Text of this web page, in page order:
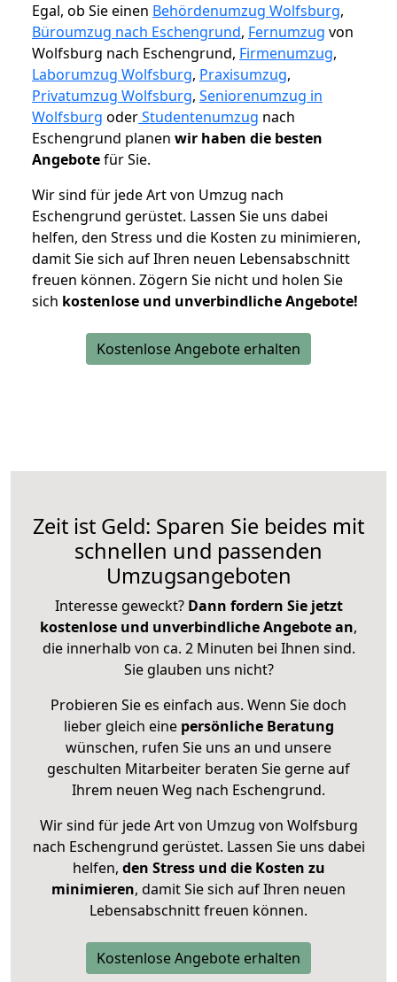
Egal, ob Sie einen Behördenumzug Wolfsburg,
Büroumzug nach Eschengrund, Fernumzug von
Wolfsburg nach Eschengrund, Firmenumzug,
Laborumzug Wolfsburg, Praxisumzug,
Privatumzug Wolfsburg, Seniorenumzug in
Wolfsburg oderStudentenumzug nach
Eschengrund planen wir haben die besten
Angebotefür Sie.
Wir sind für jede Art von Umzug nach
Eschengrund gerüstet. Lassen Sie uns dabei
helfen, den Stress und die Kosten zu minimieren,
damit Sie sich auf Ihren neuen Lebensabschnitt
freuen können. Zögern Sie nicht und holen Sie
sich kostenlose und unverbindliche Angebote!
Kostenlose Angebote erhalten
Zeit ist Geld: Sparen Sie beides mit
schnellen und passenden
Umzugsangeboten
Interesse geweckt? Dann fordern Sie jetzt
kostenlose und unverbindliche Angebote an,
die innerhalb von ca. 2 Minuten bei Ihnen sind.
Sie glauben uns nicht?
Probieren Sie es einfach aus. Wenn Sie doch
lieber gleich eine persönliche Beratung
wünschen, rufen Sie uns an und unsere
geschulten Mitarbeiter beraten Sie gerne auf
Ihrem neuen Weg nach Eschengrund.
Wir sind für jede Art von Umzug von Wolfsburg
nach Eschengrund gerüstet. Lassen Sie uns dabei
helfen, den Stress und die Kosten zu
minimieren, damit Sie sich auf Ihren neuen
Lebensabschnitt freuen können.
Kostenlose Angebote erhalten